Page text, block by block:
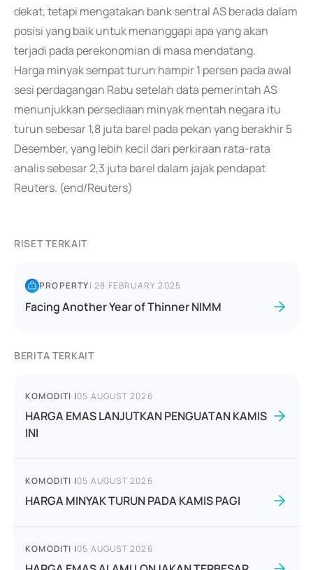
dekat, tetapi mengatakan bank sentral AS berada dalam
posisi yang baik untuk menanggapi apa yang akan
terjadi pada perekonomian di masa mendatang.
Harga minyak sempat turun hampir 1 persen pada awal
sesi perdagangan Rabu setelah data pemerintah AS
menunjukkan persediaan minyak mentah negara itu
turun sebesar 1,8 juta barel pada pekan yang berakhir 5
Desember, yang lebih kecil dari perkiraan rata-rata
analis sebesar 2,3 juta barel dalam jajak pendapat
Reuters. (end/Reuters)
RISET TERKAIT
PROPERTY|28 FEBRUARY 2025
Facing Another Year of Thinner NIMM
BERITA TERKAIT
KOMODITI |05 AUGUST 2026
HARGA EMAS LANJUTKAN PENGUATAN KAMIS
INI
KOMODITI |05 AUGUST 2026
HARGA MINYAK TURUN PADA KAMIS PAGI
KOMODITI |05 AUGUST 2026